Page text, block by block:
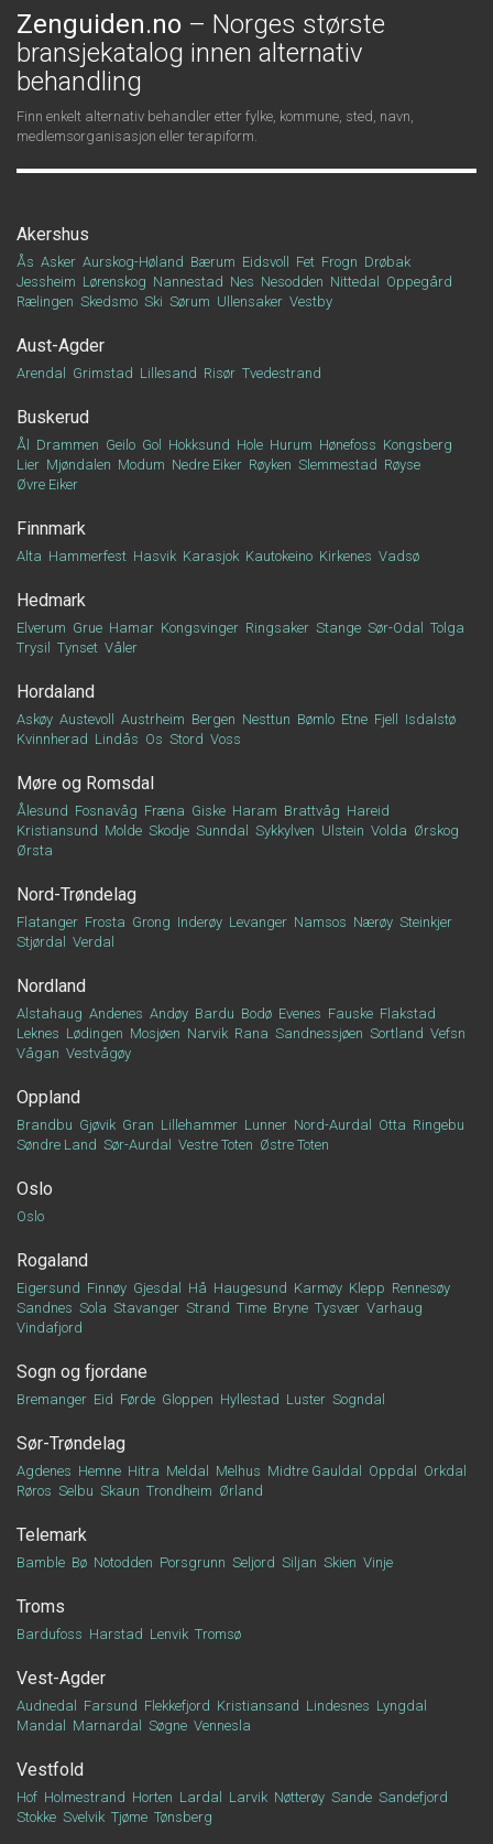
Zenguiden.no – Norges største
bransjekatalog innen alternativ
behandling
Finn enkelt alternativ behandler etter fylke, kommune, sted, navn,
medlemsorganisasjon eller terapiform.
Akershus
Ås Asker Aurskog-Høland Bærum Eidsvoll Fet Frogn Drøbak
Jessheim Lørenskog Nannestad Nes Nesodden Nittedal
Oppegård
Rælingen Skedsmo Ski Sørum Ullensaker Vestby
Aust-Agder
Arendal Grimstad Lillesand Risør Tvedestrand
Buskerud
Ål Drammen Geilo Gol Hokksund Hole Hurum Hønefoss Kongsberg
Lier Mjøndalen Modum Nedre Eiker Røyken Slemmestad Røyse
Øvre Eiker
Finnmark
Alta Hammerfest Hasvik Karasjok Kautokeino Kirkenes Vadsø
Hedmark
Elverum Grue Hamar Kongsvinger Ringsaker Stange Sør-Odal
Tolga
Trysil
Tynset Våler
Hordaland
Askøy Austevoll Austrheim Bergen Nesttun Bømlo Etne Fjell
Isdalstø
Kvinnherad Lindås Os Stord Voss
Møre og Romsdal
Ålesund Fosnavåg Fræna Giske Haram Brattvåg Hareid
Kristiansund Molde Skodje Sunndal Sykkylven Ulstein Volda Ørskog
Ørsta
Nord-Trøndelag
Flatanger Frosta Grong Inderøy Levanger Namsos Nærøy Steinkjer
Stjørdal
Verdal
Nordland
Alstahaug Andenes Andøy Bardu Bodø Evenes Fauske Flakstad
Leknes Lødingen Mosjøen Narvik Rana Sandnessjøen Sortland Vefsn
Vågan Vestvågøy
Oppland
Brandbu Gjøvik Gran Lillehammer Lunner Nord-Aurdal Otta Ringebu
Søndre Land Sør-Aurdal Vestre Toten Østre Toten
Oslo
Oslo
Rogaland
Eigersund Finnøy Gjesdal Hå Haugesund Karmøy Klepp Rennesøy
Sandnes Sola Stavanger Strand Time Bryne Tysvær Varhaug
Vindafjord
Sogn og fjordane
Bremanger Eid Førde Gloppen Hyllestad Luster Sogndal
Sør-Trøndelag
Agdenes Hemne Hitra Meldal Melhus Midtre Gauldal Oppdal
Orkdal
Røros Selbu Skaun Trondheim Ørland
Telemark
Bamble Bø Notodden Porsgrunn Seljord Siljan Skien Vinje
Troms
Bardufoss Harstad Lenvik Tromsø
Vest-Agder
Audnedal Farsund Flekkefjord Kristiansand Lindesnes Lyngdal
Mandal
Marnardal Søgne Vennesla
Vestfold
Hof Holmestrand Horten Lardal Larvik Nøtterøy Sande Sandefjord
Stokke Svelvik Tjøme Tønsberg